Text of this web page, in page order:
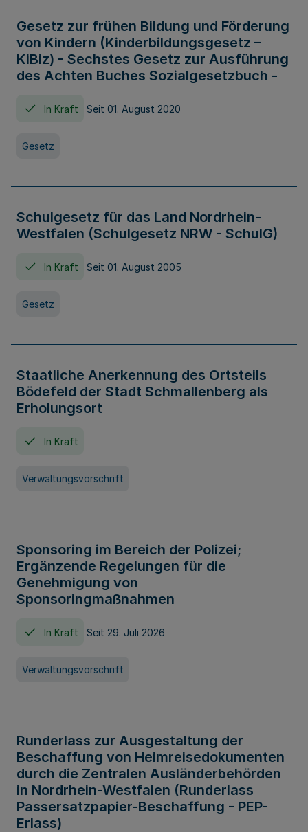
Gesetz zur frühen Bildung und Förderung
von Kindern (Kinderbildungsgesetz –
KiBiz) - Sechstes Gesetz zur Ausführung
des Achten Buches Sozialgesetzbuch -
In Kraft Seit 01. August 2020
Gesetz
Schulgesetz für das Land Nordrhein-
Westfalen (Schulgesetz NRW - SchulG)
In Kraft Seit 01. August 2005
Gesetz
Staatliche Anerkennung des Ortsteils
Bödefeld der Stadt Schmallenberg als
Erholungsort
In Kraft
Verwaltungsvorschrift
Sponsoring im Bereich der Polizei;
Ergänzende Regelungen für die
Genehmigung von
Sponsoringmaßnahmen
In Kraft Seit 29. Juli 2026
Verwaltungsvorschrift
Runderlass zur Ausgestaltung der
Beschaffung von Heimreisedokumenten
durch die Zentralen Ausländerbehörden
in Nordrhein-Westfalen (Runderlass
Passersatzpapier-Beschaffung - PEP-
Erlass)